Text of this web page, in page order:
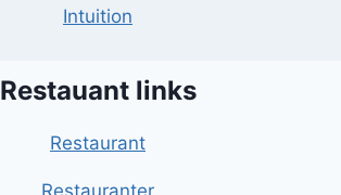
Intuition
Restauant links
Restaurant